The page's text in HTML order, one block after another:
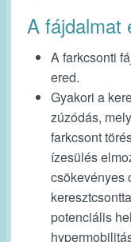
A fájdalmat
A farkcsonti
ered.
Gyakori a
zúzódás,
farkcsont
ízesülés
csökevényes
potenciális